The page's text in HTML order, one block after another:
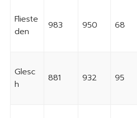
Flieste
den
983 950 68
Glesc
h
881 932 95